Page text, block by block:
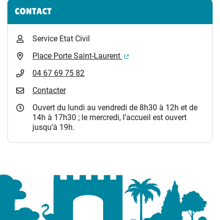
CONTACT
Service Etat Civil
Place Porte Saint-Laurent
(ouverture dans un
04 67 69 75 82
Contacter
Ouvert du lundi au vendredi de 8h30 à 12h et de
14h à 17h30 ; le mercredi, l’accueil est ouvert
jusqu’à 19h.